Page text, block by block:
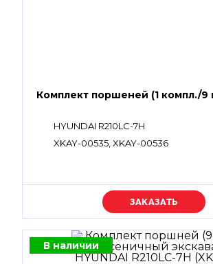
Комплект поршеней (1 компл./9
HYUNDAI R210LC-7H
XKAY-00535, XKAY-00536
Уточняйте цену
В наличии